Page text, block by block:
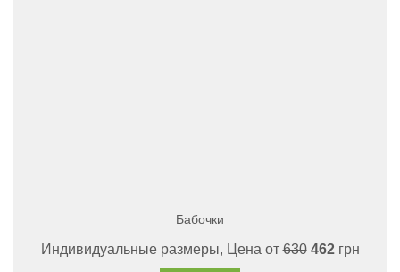
Бабочки
Индивидуальные размеры, Цена от630 462грн